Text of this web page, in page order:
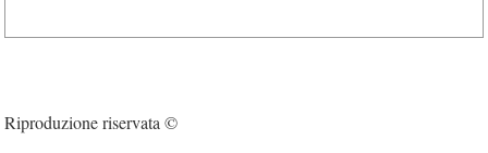
Riproduzione riservata ©